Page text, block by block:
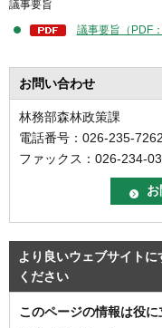
議事要旨
議事要旨（PDF
お問い合わせ
林務部森林政策課
電話番号：026-235-7262
ファックス：026-234-
より良いウェブサイト
ください
このページの情報は役に